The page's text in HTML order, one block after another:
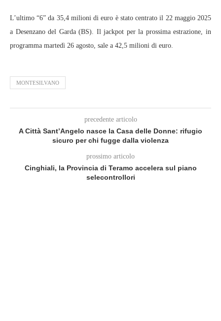
L’ultimo “6” da 35,4 milioni di euro è stato centrato il 22 maggio 2025
a Desenzano del Garda (BS). Il jackpot per la prossima estrazione, in
programma martedì 26 agosto, sale a 42,5 milioni di euro.
MONTESILVANO
precedente articolo
A Città Sant’Angelo nasce la Casa delle Donne: rifugio
sicuro per chi fugge dalla violenza
prossimo articolo
Cinghiali, la Provincia di Teramo accelera sul piano
selecontrollori